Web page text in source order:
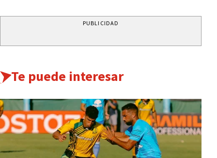
PUBLICIDAD
Te puede interesar